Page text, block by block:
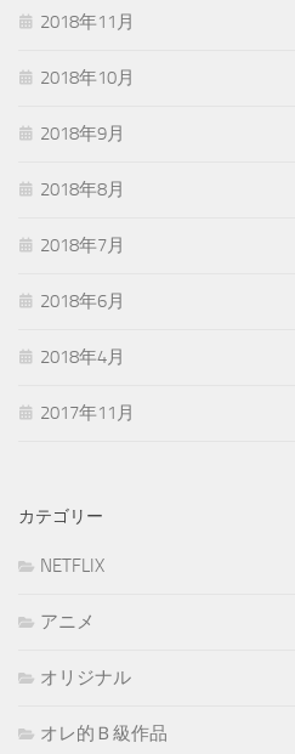
2018年11月
2018年10月
2018年9月
2018年8月
2018年7月
2018年6月
2018年4月
2017年11月
カテゴリー
NETFLIX
アニメ
オリジナル
オレ的Ｂ級作品